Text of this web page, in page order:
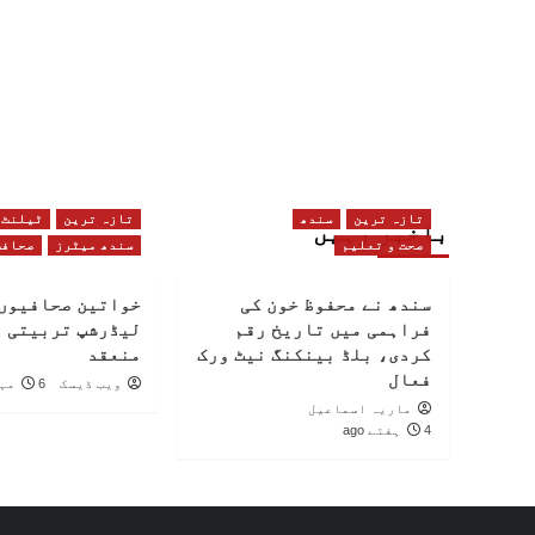
باخبر رہیں
تازہ ترین
سندھ
صحت و تعلیم
سندھ نے محفوظ خون کی
فراہمی میں تاریخ رقم
کردی، بلڈ بینکنگ نیٹ ورک
فعال
ماریہ اسماعیل
4 ہفتے ago
تازہ ترین ٹیلنٹ
سندھ میٹرز
خواتین
لیڈرشپ تربیتی
منعقد
ویب ڈیسک 6 مہینے ago